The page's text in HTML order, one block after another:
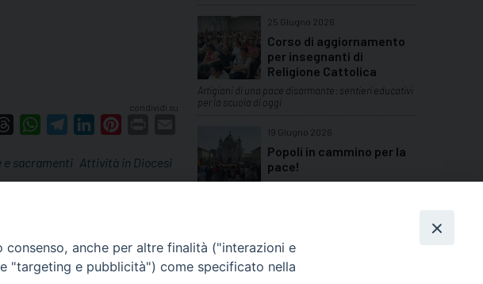
condividi su
ThreadsWhatsAppTelegramLinkedIn
Attività in Diocesi
e sacramenti
25 Giugno 2026
Corso di aggiornamento
per insegnanti di
Religione Cattolica
Artigiani di una pace disarmante: sentieri educativi
per la scuola di oggi
19 Giugno 2026
Popoli in cammino per la
pace!
Domenica 14 giugno a Valdocco in
TUTTI GLI ARTICOLI
anche per altre finalità ("interazioni e
"targeting e pubblicità") come specificato nella